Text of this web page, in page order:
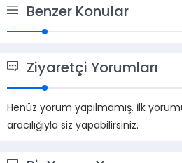
Benzer Konular
Ziyaretçi Yorumları
Henüz yorum yapılmamış. İlk
aracılığıyla siz yapabilirsiniz.